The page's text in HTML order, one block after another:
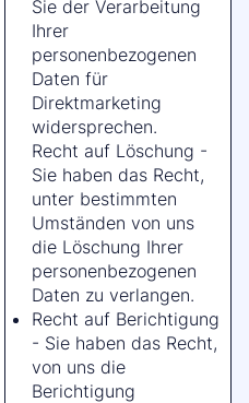
Sie der Verarbeitung
Ihrer
personenbezogenen
Daten für
Direktmarketing
widersprechen.
Recht auf Löschung -
Sie haben das Recht,
unter bestimmten
Umständen von uns
die Löschung Ihrer
personenbezogenen
Daten zu verlangen.
Recht auf Berichtigung
- Sie haben das Recht,
von uns die
Berichtigung